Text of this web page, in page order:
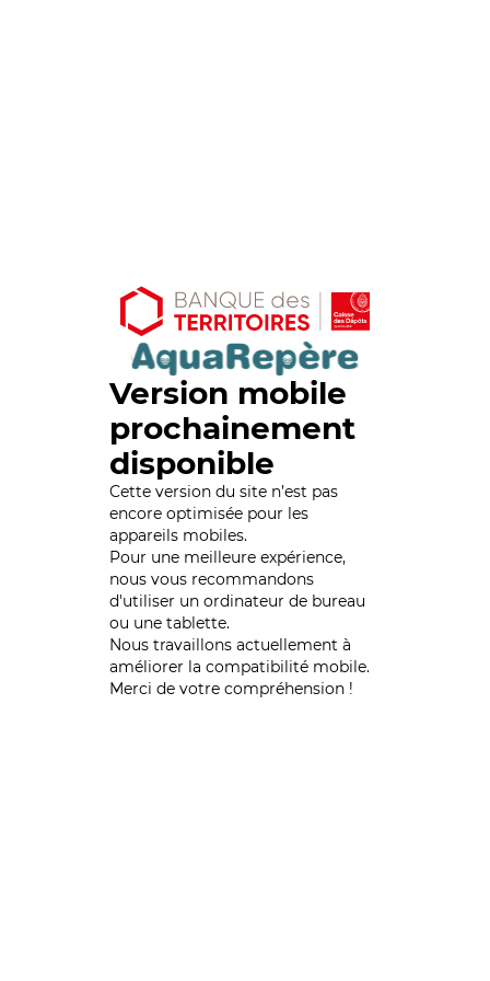
Version mobile
prochainement
disponible
Cette version du site n’est pas
encore optimisée pour les
appareils mobiles.
Pour une meilleure expérience,
nous vous recommandons
d'utiliser un ordinateur de bureau
ou une tablette.
Nous travaillons actuellement à
améliorer la compatibilité mobile.
Merci de votre compréhension !